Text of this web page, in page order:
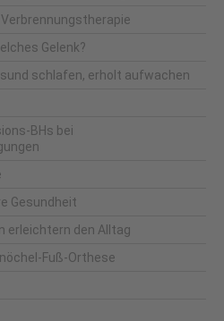
Gelenk?
schlafen, erholt aufwachen
BHs bei
Gesundheit
erleichtern den Alltag
Fuß-Orthese